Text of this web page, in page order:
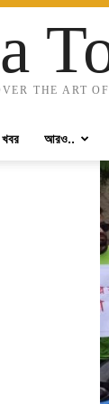
THE ART
খবর আরও..